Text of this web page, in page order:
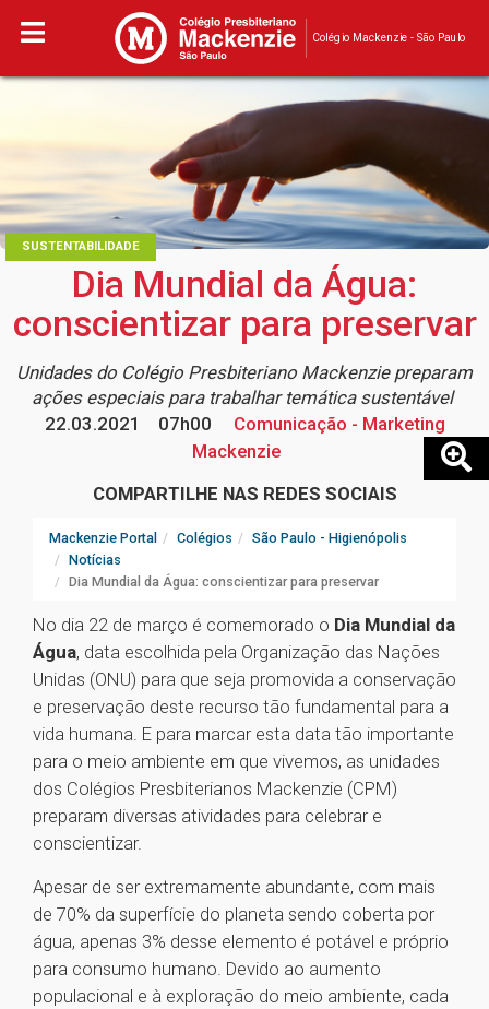
Colégio Mackenzie - São Paulo
SUSTENTABILIDADE
Dia Mundial da Água:
conscientizar para preservar
Unidades do Colégio Presbiteriano Mackenzie preparam
ações especiais para trabalhar temática sustentável
22.03.2021
07h00
Comunicação - Marketing
Mackenzie
COMPARTILHE NAS REDES SOCIAIS
Mackenzie Portal Colégios
São Paulo - Higienópolis
Notícias
Dia Mundial da Água: conscientizar para preservar
No dia 22 de março é comemorado o Dia Mundial da
Água, data escolhida pela Organização das Nações
Unidas (ONU) para que seja promovida a conservação
e preservação deste recurso tão fundamental para a
vida humana. E para marcar esta data tão importante
para o meio ambiente em que vivemos, as unidades
dos Colégios Presbiterianos Mackenzie (CPM)
preparam diversas atividades para celebrar e
conscientizar.
Apesar de ser extremamente abundante, com mais
de 70% da superfície do planeta sendo coberta por
água, apenas 3% desse elemento é potável e próprio
para consumo humano. Devido ao aumento
populacional e à exploração do meio ambiente, cada